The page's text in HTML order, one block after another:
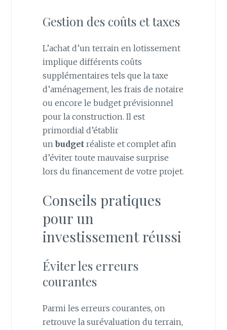
Gestion des coûts et taxes
L’achat d’un terrain en lotissement
implique différents coûts
supplémentaires tels que la taxe
d’aménagement, les frais de notaire
ou encore le budget prévisionnel
pour la construction. Il est
primordial d’établir
un budgetréaliste et complet afin
d’éviter toute mauvaise surprise
lors du financement de votre projet.
Conseils pratiques
pour un
investissement réussi
Éviter les erreurs
courantes
Parmi les erreurs courantes, on
retrouve la surévaluation du terrain,